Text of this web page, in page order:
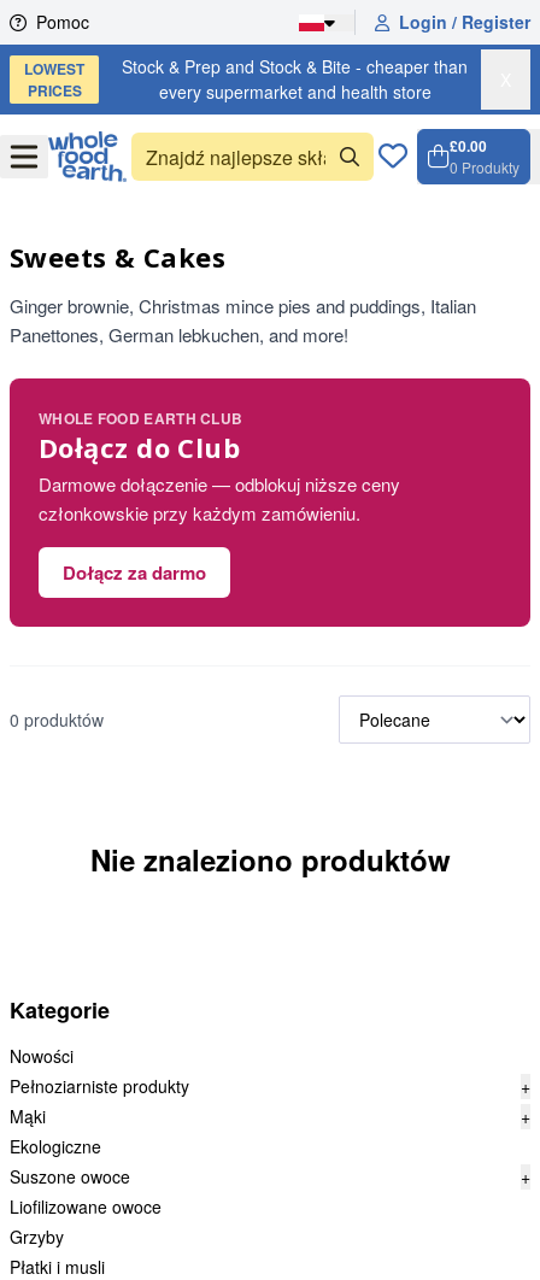
Skip to content
Pomoc Login / Register
LOWEST
PRICES
Stock & Prep and Stock & Bite - cheaper than
every supermarket and health store
OpenMenu
£0.00
0 Produkty
Sweets & Cakes
Ginger brownie, Christmas mince pies and puddings, Italian
Panettones, German lebkuchen, and more!
WHOLE FOOD EARTH CLUB
Dołącz do Club
Darmowe dołączenie — odblokuj niższe ceny
członkowskie przy każdym zamówieniu.
Dołącz za darmo
Kategorie
Nowości
Pełnoziarniste produkty
+
Mąki
+
Ekologiczne
Suszone owoce
+
Liofilizowane owoce
Grzyby
Płatki i musli
0 produktów
Nie znaleziono produktów